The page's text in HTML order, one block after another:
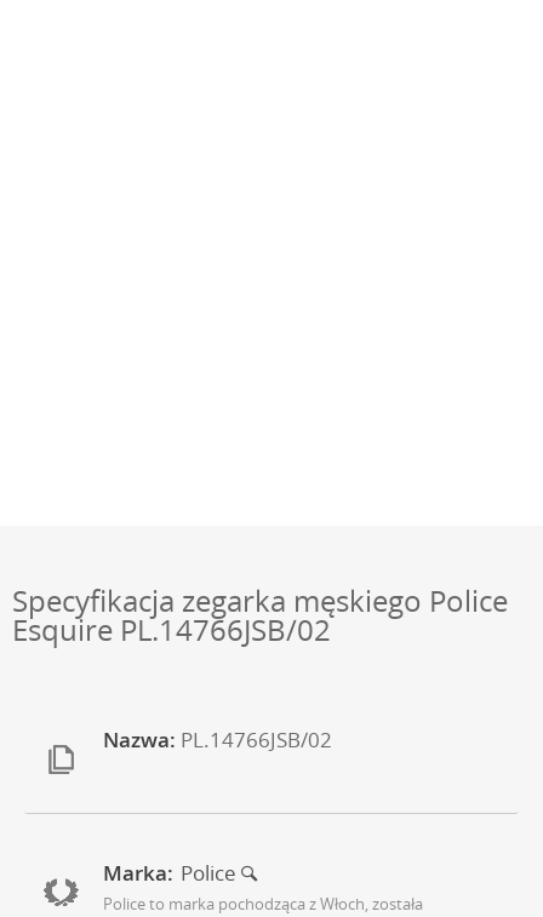
Specyfikacja zegarka męskiego Police
Esquire PL.14766JSB/02
Nazwa: PL.14766JSB/02
Marka: Police
Police to marka pochodząca z Włoch, została